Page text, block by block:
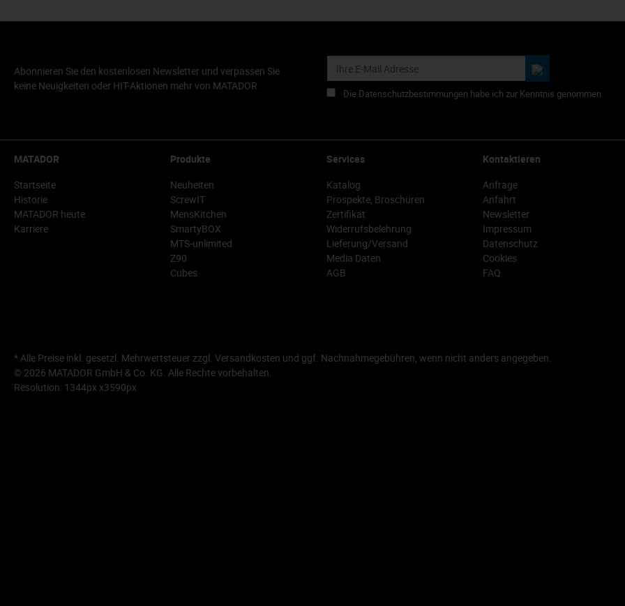
Abonnieren Sie den kostenlosen Newsletter und verpassen Sie
keine Neuigkeiten oder HIT-Aktionen mehr von MATADOR.
Die Datenschutzbestimmungen habe ich zur Kenntnis genommen.
MATADOR
Startseite
Historie
MATADOR heute
Karriere
Produkte
Neuheiten
ScrewIT
MensKitchen
SmartyBOX
MTS-unlimited
Z90
Cubes
Services
Katalog
Prospekte, Broschüren
Zertifikat
Widerrufsbelehrung
Lieferung/Versand
Media Daten
AGB
Kontaktieren
Anfrage
Anfahrt
Newsletter
Impressum
Datenschutz
Cookies
FAQ
* Alle Preise inkl. gesetzl. Mehrwertsteuer zzgl. Versandkosten und ggf. Nachnahmegebühren, wenn nicht anders angegeben.
© 2026 MATADOR GmbH & Co. KG. Alle Rechte vorbehalten.
Resolution: 1344px x3590px